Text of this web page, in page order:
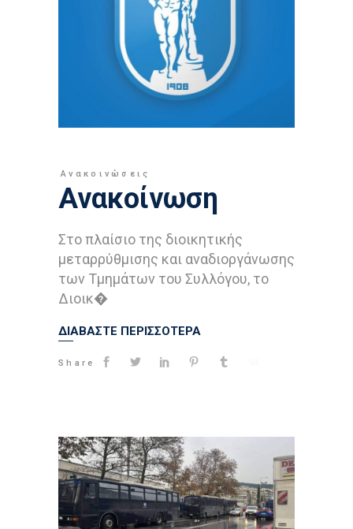
Ανακοινώσεις
Ανακοίνωση
Στο πλαίσιο της διοικητικής
μεταρρύθμισης και αναδιοργάνωσης
των Τμημάτων του Συλλόγου, το
Διοικ�
ΔΙΑΒΑΣΤΕ ΠΕΡΙΣΣΟΤΕΡΑ
Share